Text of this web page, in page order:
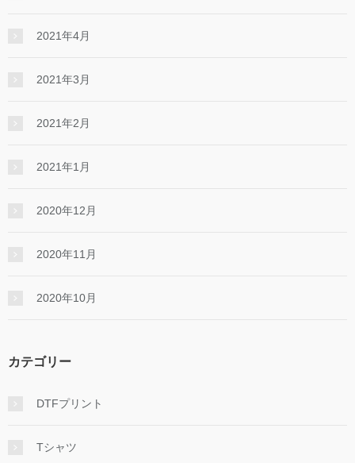
2021年4月
2021年3月
2021年2月
2021年1月
2020年12月
2020年11月
2020年10月
カテゴリー
DTFプリント
Tシャツ